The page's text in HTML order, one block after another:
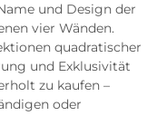
und Design der
vier Wänden.
quadratischer
und Exklusivität
zu kaufen –
oder